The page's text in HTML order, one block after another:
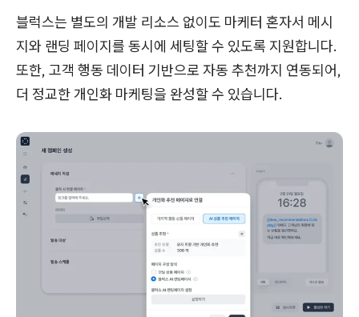
블럭스는 별도의 개발 리소스 없이도 마케터 혼자서 메시
지와 랜딩 페이지를 동시에 세팅할 수 있도록 지원합니다.
또한, 고객 행동 데이터 기반으로 자동 추천까지 연동되어,
더 정교한 개인화 마케팅을 완성할 수 있습니다.